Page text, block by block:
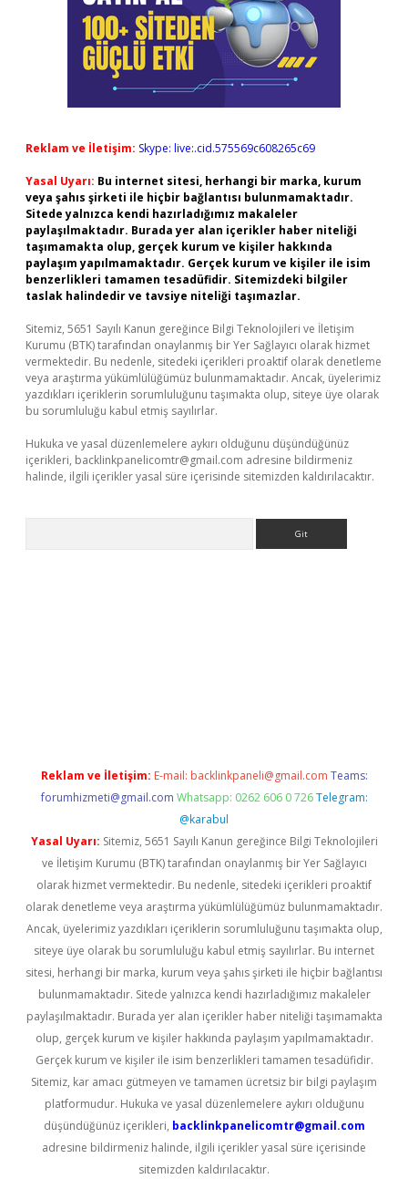
Reklam ve İletişim: Skype: live:.cid.575569c608265c69
Yasal Uyarı: Bu internet sitesi, herhangi bir marka, kurum
veya şahıs şirketi ile hiçbir bağlantısı bulunmamaktadır.
Sitede yalnızca kendi hazırladığımız makaleler
paylaşılmaktadır. Burada yer alan içerikler haber niteliği
taşımamakta olup, gerçek kurum ve kişiler hakkında
paylaşım yapılmamaktadır. Gerçek kurum ve kişiler ile isim
benzerlikleri tamamen tesadüfidir. Sitemizdeki bilgiler
taslak halindedir ve tavsiye niteliği taşımazlar.
Sitemiz, 5651 Sayılı Kanun gereğince Bilgi Teknolojileri ve İletişim
Kurumu (BTK) tarafından onaylanmış bir Yer Sağlayıcı olarak hizmet
vermektedir. Bu nedenle, sitedeki içerikleri proaktif olarak denetleme
veya araştırma yükümlülüğümüz bulunmamaktadır. Ancak, üyelerimiz
yazdıkları içeriklerin sorumluluğunu taşımakta olup, siteye üye olarak
bu sorumluluğu kabul etmiş sayılırlar.
Hukuka ve yasal düzenlemelere aykırı olduğunu düşündüğünüz
içerikleri, backlinkpanelicomtr@gmail.com adresine bildirmeniz
halinde, ilgili içerikler yasal süre içerisinde sitemizden kaldırılacaktır.
Reklam ve İletişim: E-mail: backlinkpaneli@gmail.com Teams:
forumhizmeti@gmail.com Whatsapp: 0262 606 0 726 Telegram:
@karabul
Yasal Uyarı: Sitemiz, 5651 Sayılı Kanun gereğince Bilgi Teknolojileri
ve İletişim Kurumu (BTK) tarafından onaylanmış bir Yer Sağlayıcı
olarak hizmet vermektedir. Bu nedenle, sitedeki içerikleri proaktif
olarak denetleme veya araştırma yükümlülüğümüz bulunmamaktadır.
Ancak, üyelerimiz yazdıkları içeriklerin sorumluluğunu taşımakta olup,
siteye üye olarak bu sorumluluğu kabul etmiş sayılırlar. Bu internet
sitesi, herhangi bir marka, kurum veya şahıs şirketi ile hiçbir bağlantısı
bulunmamaktadır. Sitede yalnızca kendi hazırladığımız makaleler
paylaşılmaktadır. Burada yer alan içerikler haber niteliği taşımamakta
olup, gerçek kurum ve kişiler hakkında paylaşım yapılmamaktadır.
Gerçek kurum ve kişiler ile isim benzerlikleri tamamen tesadüfidir.
Sitemiz, kar amacı gütmeyen ve tamamen ücretsiz bir bilgi paylaşım
platformudur. Hukuka ve yasal düzenlemelere aykırı olduğunu
düşündüğünüz içerikleri, backlinkpanelicomtr@gmail.com
adresine bildirmeniz halinde, ilgili içerikler yasal süre içerisinde
sitemizden kaldırılacaktır.